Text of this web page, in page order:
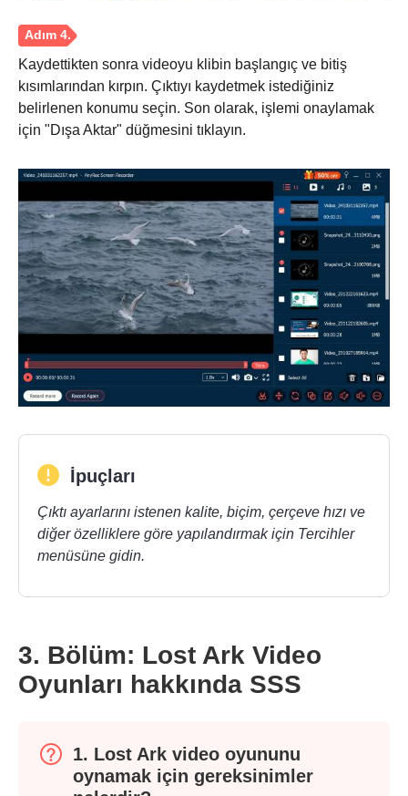
Aşama 3.
Adım 4.
Kaydettikten sonra videoyu klibin başlangıç ve bitiş
kısımlarından kırpın. Çıktıyı kaydetmek istediğiniz
belirlenen konumu seçin. Son olarak, işlemi onaylamak
için "Dışa Aktar" düğmesini tıklayın.
İpuçları
Çıktı ayarlarını istenen kalite, biçim, çerçeve hızı ve
diğer özelliklere göre yapılandırmak için Tercihler
menüsüne gidin.
3. Bölüm: Lost Ark Video
Oyunları hakkında SSS
1. Lost Ark video oyununu
oynamak için gereksinimler